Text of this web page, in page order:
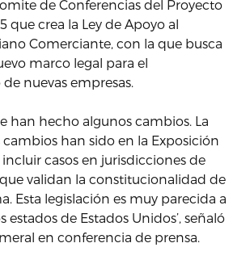
de Conferencias del Proyecto
que crea la Ley de Apoyo al
Comerciante, con la que busca
marco legal para el
nuevas empresas.
han hecho algunos cambios. La
cambios han sido en la Exposición
casos en jurisdicciones de
validan la constitucionalidad de
Esta legislación es muy parecida a
estados de Estados Unidos’, señaló
en conferencia de prensa.